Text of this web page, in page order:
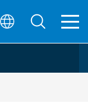
Xunta de